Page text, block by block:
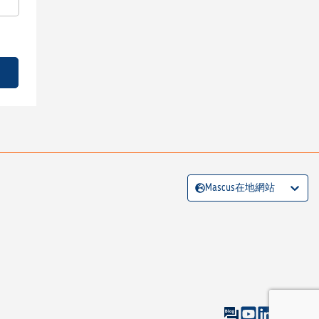
Mascus在地網站